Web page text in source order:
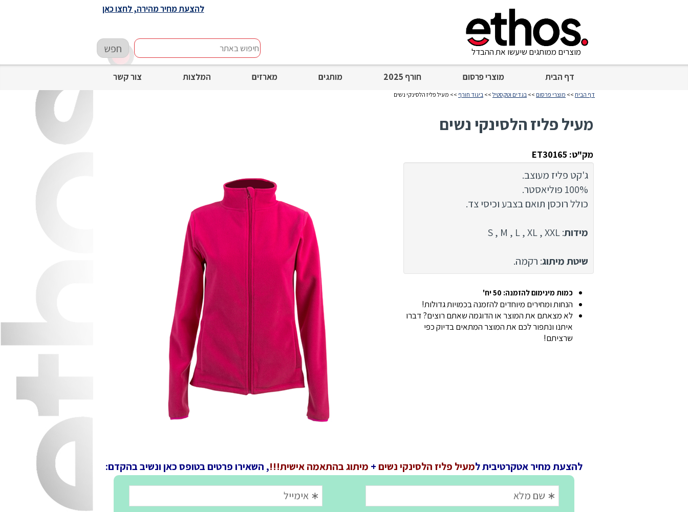
דף הבית מוצרי פרסום חורף 2025 מותגים מארזים המלצות צור קשר
חיפוש
באתר
חפש מוצרים ממותגים שיעשו את ההבדל
להצעת מחיר מהירה, לחצו כאן
דף הבית >> מוצרי פרסום >> בגדים וטקסטיל >> ביגוד חורף >> מעיל פליז הלסינקי נשים
מעיל פליז הלסינקי נשים
מק"ט: ET30165
ג'קט פליז מעוצב.
100% פוליאסטר.
כולל רוכסן תואם בצבע וכיסי צד.
מידות: S , M , L , XL , XXL
שיטת מיתוג: רקמה.
כמות מינימום להזמנה: 50 יח'
הנחות ומחירים מיוחדים להזמנה בכמויות גדולות!
לא מצאתם את המוצר או הדוגמה שאתם רוצים? דברו
איתנו ונתפור לכם את המוצר המתאים בדיוק כפי
שרציתם!
להצעת מחיר אטקרטיבית למעיל פליז הלסינקי נשים+ מיתוג בהתאמה אישית!!!, השאירו פרטים בטופס כאן ונשיב בהקדם: